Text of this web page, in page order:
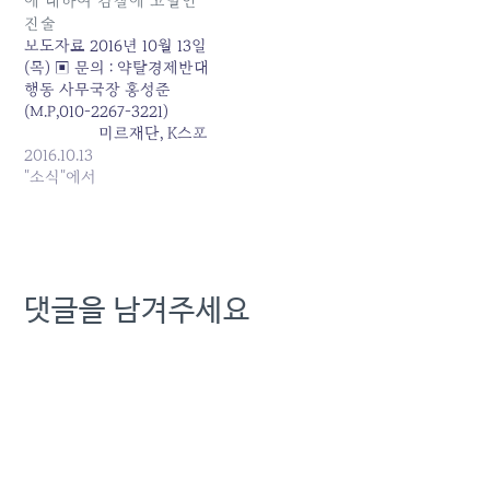
정책조정수석비서관과 '비
선실세'로 지목된 최순실씨
(최서원으로 개명·고 최태민
목사의 5녀) 등을 검찰에
첫…
진술
보도자료 2016년 10월 13일
(목) ▣ 문의 : 약탈경제반대
행동 사무국장 홍성준
(M.P,010-2267-3221)
미르재단, K스포
츠재단 관련 kt, 전경련의
횡령 사건에 대하여 검찰에
동과 kt새노조는 kt가 미르
재단에 11억 원을, K스포츠
2016.10.13
"소식"에서
댓글을 남겨주세요